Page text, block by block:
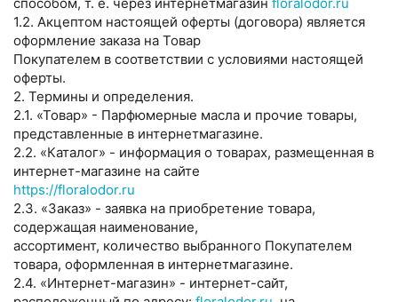
1.2. Акцептом настоящей оферты (договора) является
оформление заказа на Товар
Покупателем в соответствии с условиями настоящей
оферты.
2. Термины и определения.
2.1. «Товар» - Парфюмерные масла и прочие товары,
представленные в интернетмагазине.
2.2. «Каталог» - информация о товарах, размещенная в
интернет-магазине на сайте
https://floralodor.ru
2.3. «Заказ» - заявка на приобретение товара,
содержащая наименование,
ассортимент, количество выбранного Покупателем
товара, оформленная в интернетмагазине.
2.4. «Интернет-магазин» - интернет-сайт,